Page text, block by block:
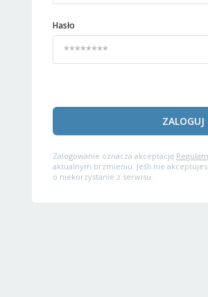
Hasło
ZALOGUJ
Zalogowanie oznacza akceptację
aktualnym brzmieniu. Jeśli nie
o niekorzystanie z serwisu.